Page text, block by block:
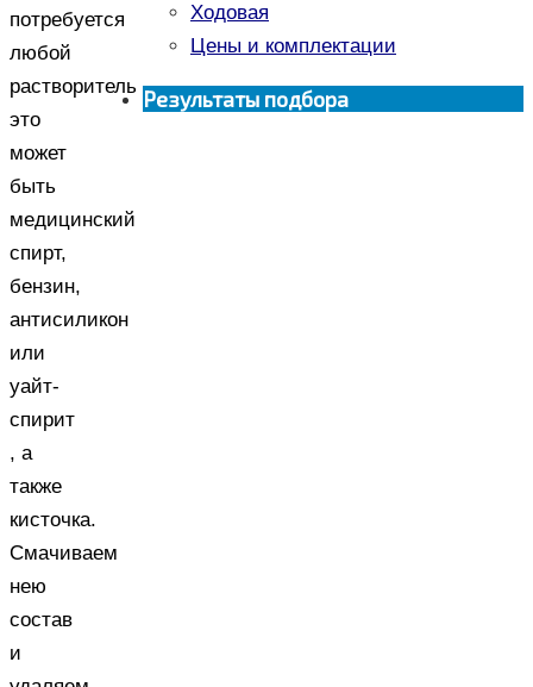
потребуется
любой
растворитель
это
может
быть
медицинский
спирт,
бензин,
антисиликон
или
уайт-
спирит
, а
также
кисточка.
Смачиваем
нею
состав
и
Ходовая
Цены и комплектации
Результаты подбора